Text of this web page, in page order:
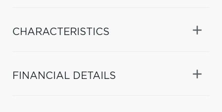
CHARACTERISTICS
FINANCIAL DETAILS